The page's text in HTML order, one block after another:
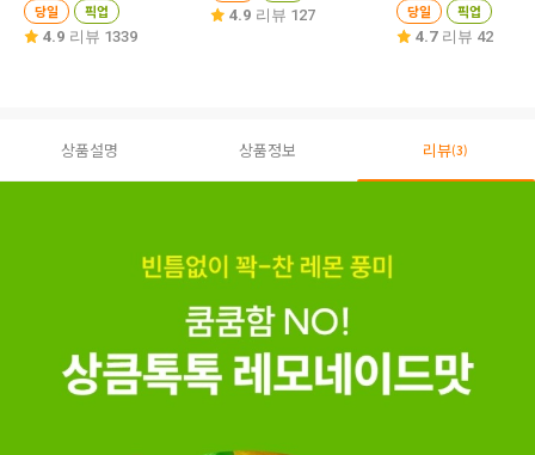
당일 픽업
4.9 리뷰 1339
4.9 리뷰 127 당일 픽업
4.7 리뷰 42
상품설명 상품정보 리뷰(3)